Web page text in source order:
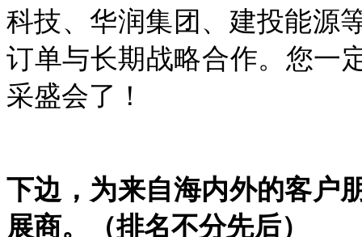
科技、华润集团、建投能源
订单与长期战略合作。您一
采盛会了！
下边，为来自海内外的客户
展商。（排名不分先后）